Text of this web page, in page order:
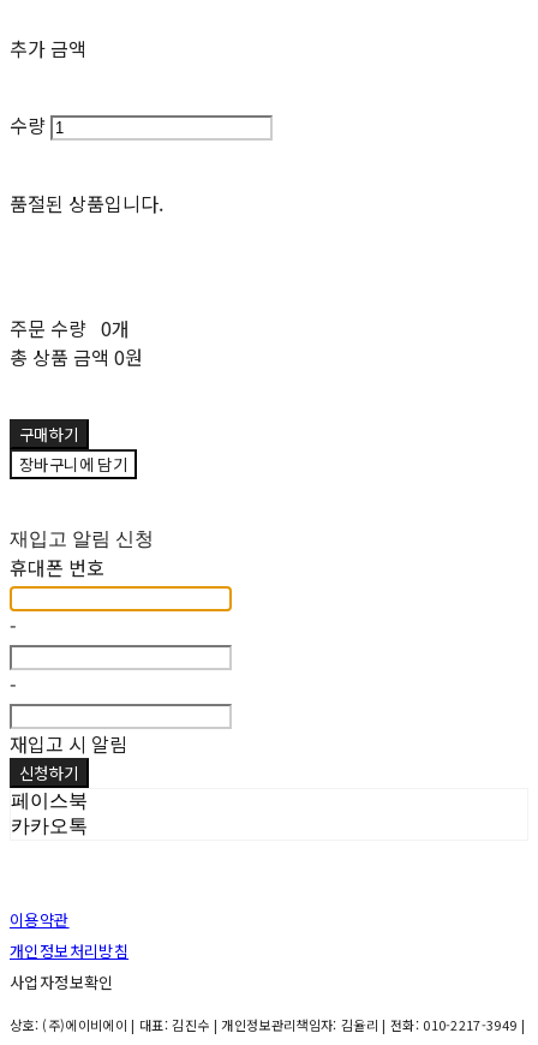
추가 금액
수량
품절된 상품입니다.
주문 수량 0개
총 상품 금액 0원
구매하기
장바구니에 담기
재입고 알림 신청
휴대폰 번호
-
-
재입고 시 알림
신청하기
페이스북
카카오톡
이용약관
개인정보처리방침
사업자정보확인
상호: (주)에이비에이 | 대표: 김진수 | 개인정보관리책임자: 김율리 | 전화: 010-2217-3949 |